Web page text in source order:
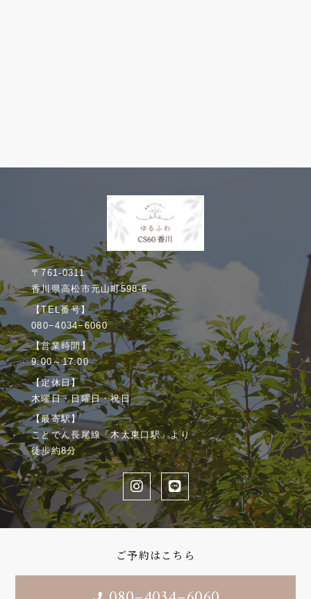
〒761-0311
香川県高松市元山町598-6
【TEL番号】
080−4034−6060
【営業時間】
9:00～17:00
【定休日】
木曜日・日曜日・祝日
【最寄駅】
ことでん長尾線「木太東口駅」より
徒歩約8分
ご予約はこちら